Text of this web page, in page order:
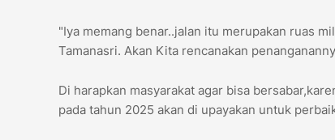
"Iya memang benar..jalan itu merupakan ruas
Tamanasri. Akan Kita rencanakan
Di harapkan masyarakat agar bisa
pada tahun 2025 akan di upayakan untuk